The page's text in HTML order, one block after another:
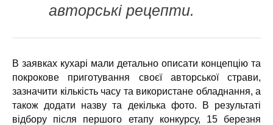
авторські рецепти.
В заявках кухарі мали детально описати концепцію та
покрокове приготування своєї авторської страви,
зазначити кількість часу та використане обладнання, а
також додати назву та декілька фото. В результаті
відбору після першого етапу конкурсу, 15 березня